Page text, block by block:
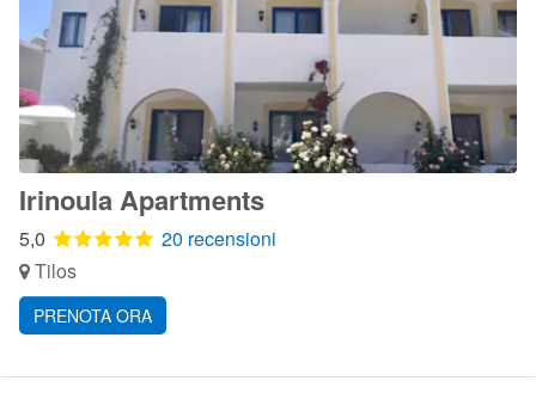
Irinoula Apartments
5,0
20 recensioni
Tilos
PRENOTA ORA